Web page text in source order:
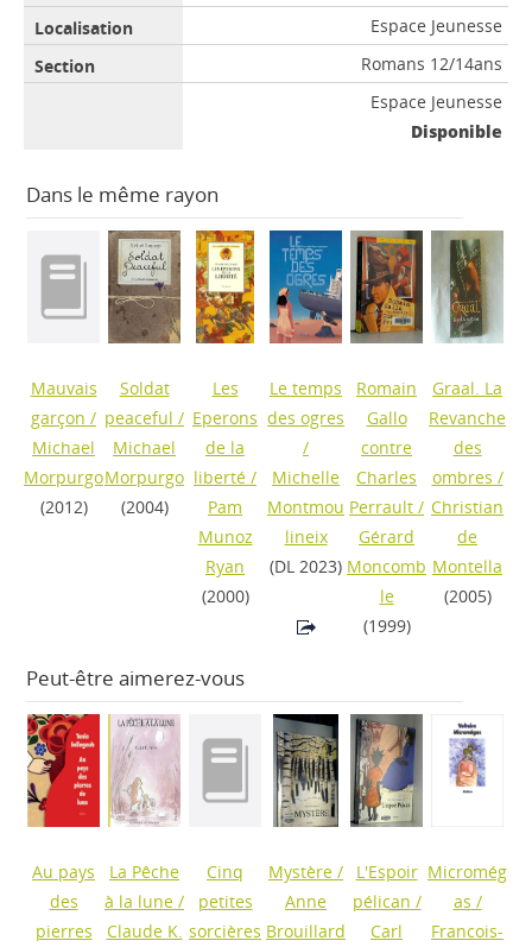
Espace Jeunesse
Romans 12/14ans
Espace Jeunesse
Disponible
Dans le même rayon
Mauvais
garçon /
Michael
Morpurgo
(2012)
Soldat
peaceful /
Michael
Morpurgo
(2004)
Les
Eperons
de la
liberté /
Pam
Munoz
Ryan
(2000)
Le temps
des ogres
/
Michelle
Montmou
lineix
(DL 2023)
Romain
Gallo
contre
Charles
Perrault /
Gérard
Moncomb
le
(1999)
Graal. La
Revanche
des
ombres /
Christian
de
Montella
(2005)
Peut-être aimerez-vous
Au pays
des
pierres
La Pêche
à la lune /
Claude K.
Cinq
petites
sorcières
Mystère /
Anne
Brouillard
L'Espoir
pélican /
Carl
Micromég
as /
Francois-